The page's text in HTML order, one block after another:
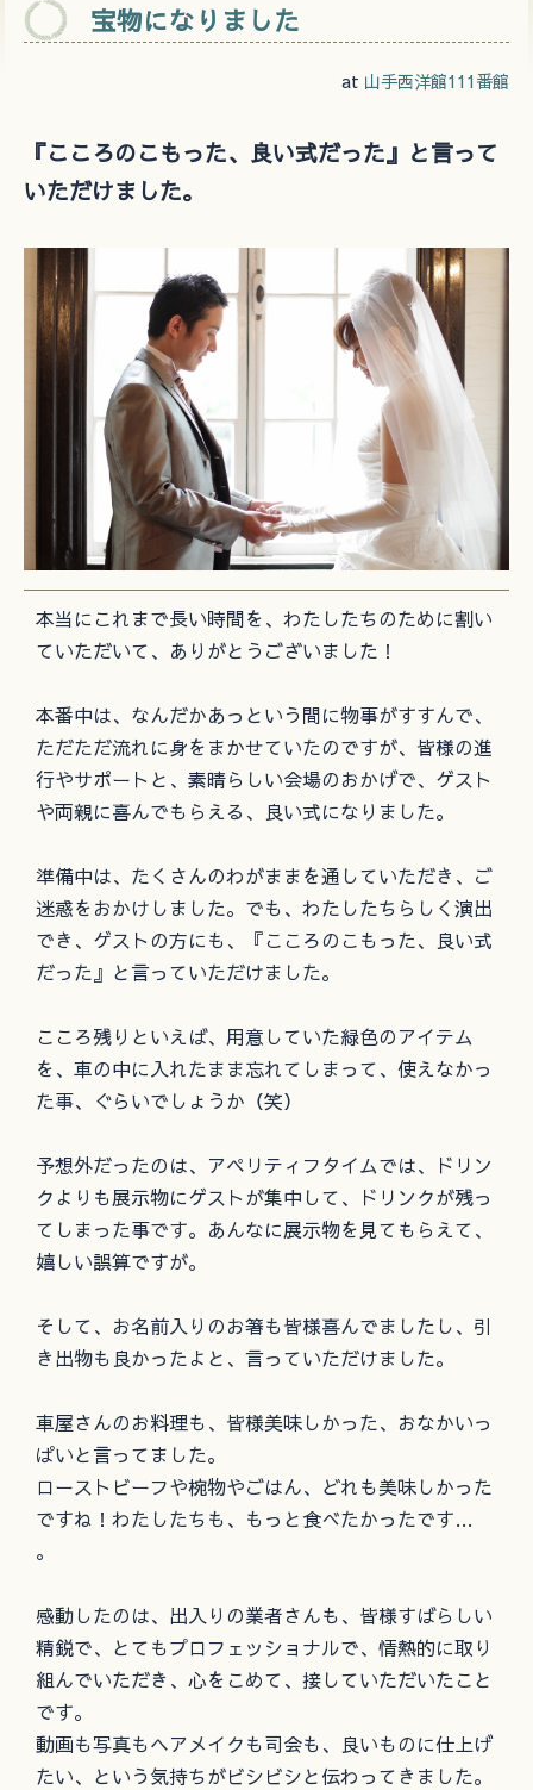
宝物になりました
at 山手西洋館111番館
『こころのこもった、良い式だった』と言って
いただけました。
本当にこれまで長い時間を、わたしたちのために割い
ていただいて、ありがとうございました！
本番中は、なんだかあっという間に物事がすすんで、
ただただ流れに身をまかせていたのですが、皆様の進
行やサポートと、素晴らしい会場のおかげで、ゲスト
や両親に喜んでもらえる、良い式になりました。
準備中は、たくさんのわがままを通していただき、ご
迷惑をおかけしました。でも、わたしたちらしく演出
でき、ゲストの方にも、『こころのこもった、良い式
だった』と言っていただけました。
こころ残りといえば、用意していた緑色のアイテム
を、車の中に入れたまま忘れてしまって、使えなかっ
た事、ぐらいでしょうか（笑）
予想外だったのは、アペリティフタイムでは、ドリン
クよりも展示物にゲストが集中して、ドリンクが残っ
てしまった事です。あんなに展示物を見てもらえて、
嬉しい誤算ですが。
そして、お名前入りのお箸も皆様喜んでましたし、引
き出物も良かったよと、言っていただけました。
車屋さんのお料理も、皆様美味しかった、おなかいっ
ぱいと言ってました。
ローストビーフや椀物やごはん、どれも美味しかった
ですね！わたしたちも、もっと食べたかったです…
。
感動したのは、出入りの業者さんも、皆様すばらしい
精鋭で、とてもプロフェッショナルで、情熱的に取り
組んでいただき、心をこめて、接していただいたこと
です。
動画も写真もヘアメイクも司会も、良いものに仕上げ
たい、という気持ちがビシビシと伝わってきました。